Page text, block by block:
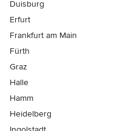
Duisburg
Erfurt
Frankfurt am Main
Fürth
Graz
Halle
Hamm
Heidelberg